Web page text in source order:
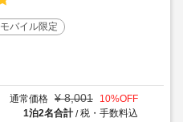
モバイル限定
通常価格 ¥ 8,001 10%OFF
1泊2名合計/税・手数料込